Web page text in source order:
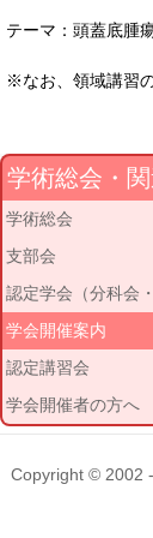
テーマ：頭蓋底腫
※なお、領域講習
学術総会・
学術総会
支部会
認定学会（分科会
学会開催案内
認定講習会
学会開催者の方へ
Copyright © 2002